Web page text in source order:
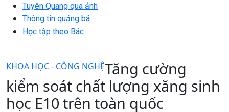
Tuyên Quang qua ảnh
Thông tin quảng bá
Học tập theo Bác
KHOA HỌC - CÔNG NGHỆTăng cường
kiểm soát chất lượng xăng sinh
học E10 trên toàn quốc